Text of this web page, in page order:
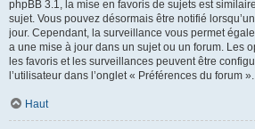
phpBB 3.1, la mise en favoris de sujets est
sujet. Vous pouvez désormais être notifié
jour. Cependant, la surveillance vous permet
a une mise à jour dans un sujet ou un forum. Les
les favoris et les surveillances peuvent être
l’utilisateur dans l’onglet « Préférences du forum ».
Haut